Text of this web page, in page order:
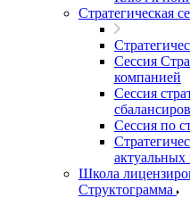
Стратегическая
Сессия
компанией
Сессия
Сессия по
Школа
Структограмма